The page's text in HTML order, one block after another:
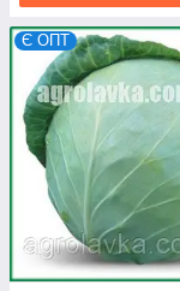
Є ОПТ